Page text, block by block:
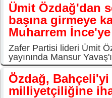
Ümit Özdağ'dan
başına girmeye
Muharrem
Zafer Partisi lideri Ümit
yayınında Mansur
Özdağ,
milliyetçiliğine